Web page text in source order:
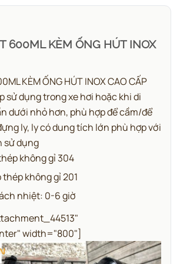
600ML KÈM ỐNG HÚT INOX
KÈM ỐNG HÚT INOX CAO CẤP
sử dụng trong xe hơi hoặc khi di
dưới nhỏ hơn, phù hợp để cầm/để
ly, ly có dung tích lớn phù hợp với
sử dụng
không gỉ 304
thép không gỉ 201
nhiệt: 0-6 giờ
width="800"]